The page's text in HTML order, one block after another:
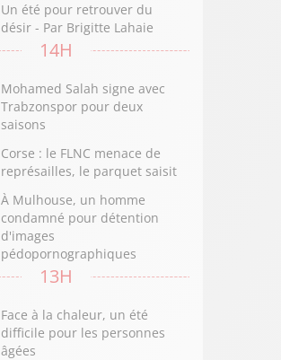
Un été pour retrouver du
désir - Par Brigitte Lahaie
14H
Mohamed Salah signe avec
Trabzonspor pour deux
saisons
Corse : le FLNC menace de
représailles, le parquet saisit
À Mulhouse, un homme
condamné pour détention
d'images
pédopornographiques
13H
Face à la chaleur, un été
difficile pour les personnes
âgées